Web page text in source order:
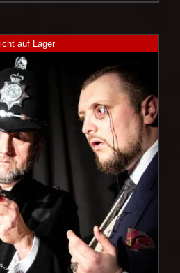
auf Lager